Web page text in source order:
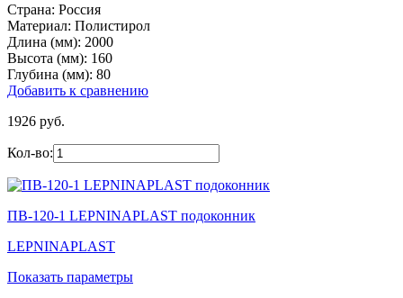
Страна: Россия
Материал: Полистирол
Длина (мм): 2000
Высота (мм): 160
Глубина (мм): 80
Добавить к сравнению
1926 руб.
Кол-во:
ПВ-120-1 LEPNINAPLAST подоконник
LEPNINAPLAST
Показать параметры